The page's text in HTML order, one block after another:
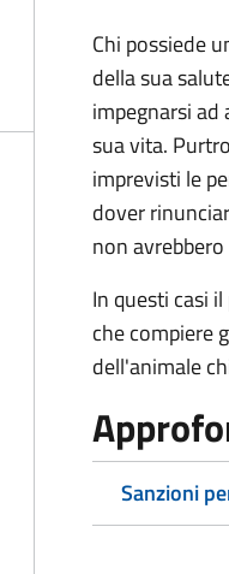
Chi possiede
della sua
impegnarsi
sua vita.
imprevisti le
dover
non
In questi casi
che compiere
dell'animale
Sanzioni